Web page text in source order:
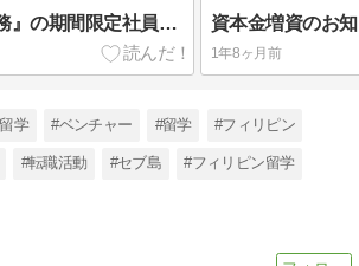
『6ヶ月〜1年間勤務』の期間限定社員を募集します！ 資本金増資のお
1年8ヶ月前
学 #ベンチャー #留学 #フィリピン
#転職活動 #セブ島 #フィリピン留学